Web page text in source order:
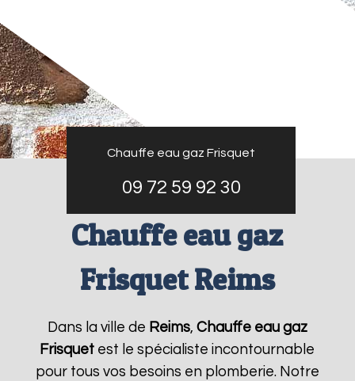
Chauffe eau gaz Frisquet
09 72 59 92 30
Chauffe eau gaz
Frisquet Reims
Dans la ville de Reims, Chauffe eau gaz
Frisquet est le spécialiste incontournable
pour tous vos besoins en plomberie. Notre